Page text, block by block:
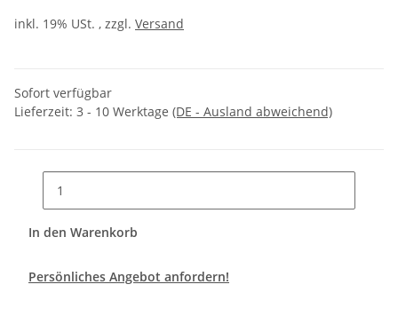
inkl. 19% USt. , zzgl. Versand
Sofort verfügbar
Lieferzeit: 3 - 10 Werktage (DE - Ausland abweichend)
In den Warenkorb
Persönliches Angebot anfordern!